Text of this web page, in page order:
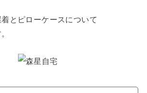
とピローケースについて